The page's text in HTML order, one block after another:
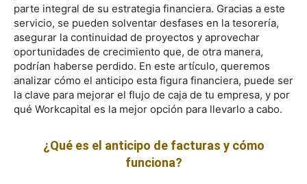
parte integral de su estrategia financiera. Gracias a este
servicio, se pueden solventar desfases en la tesorería,
asegurar la continuidad de proyectos y aprovechar
oportunidades de crecimiento que, de otra manera,
podrían haberse perdido. En este artículo, queremos
analizar cómo el anticipo esta figura financiera, puede ser
la clave para mejorar el flujo de caja de tu empresa, y por
qué Workcapital es la mejor opción para llevarlo a cabo.
¿Qué es el anticipo de facturas y cómo
funciona?